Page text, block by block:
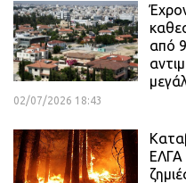
από
02/07/2026 18:43
ΕΛΓΑ